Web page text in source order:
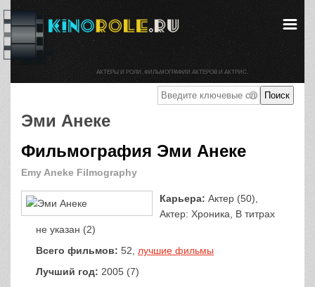
Эми Анеке
Фильмография Эми Анеке
Emy Aneke Filmography
Карьера: Актер (50),
Актер: Хроника, В титрах
не указан (2)
Всего фильмов: 52, лучшие фильмы
Лучший год: 2005 (7)
АКТЕРЫ И РОЛИ. ФИЛЬМОГРАФИИ АКТЕРОВ И АКТРИС.